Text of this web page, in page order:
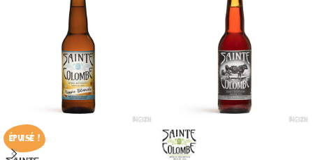
ÉPUISÉ !